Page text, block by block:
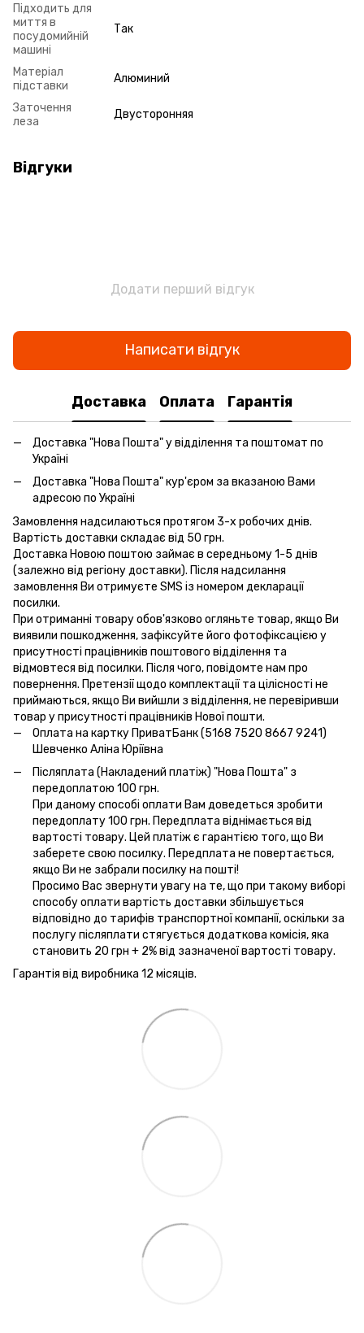
Підходить для
миття в
посудомийній
машині
Так
Матеріал
підставки
Алюминий
Заточення
леза
Двусторонняя
Відгуки
Додати перший відгук
Написати відгук
Доставка Оплата Гарантія
Доставка "Нова Пошта" у відділення та поштомат по
Україні
Доставка "Нова Пошта" кур'єром за вказаною Вами
адресою по Україні
Замовлення надсилаються протягом 3-х робочих днів.
Вартість доставки складає від 50 грн.
Доставка Новою поштою займає в середньому 1-5 днів
(залежно від регіону доставки). Після надсилання
замовлення Ви отримуєте SMS із номером декларації
посилки.
При отриманні товару обов'язково огляньте товар, якщо Ви
виявили пошкодження, зафіксуйте його фотофіксацією у
присутності працівників поштового відділення та
відмовтеся від посилки. Після чого, повідомте нам про
повернення. Претензії щодо комплектації та цілісності не
приймаються, якщо Ви вийшли з відділення, не перевіривши
товар у присутності працівників Нової пошти.
Оплата на картку ПриватБанк (5168 7520 8667 9241)
Шевченко Аліна Юріївна
Післяплата (Накладений платіж) "Нова Пошта" з
передоплатою 100 грн.
При даному способі оплати Вам доведеться зробити
передоплату 100 грн. Передплата віднімається від
вартості товару. Цей платіж є гарантією того, що Ви
заберете свою посилку. Передплата не повертається,
якщо Ви не забрали посилку на пошті!
Просимо Вас звернути увагу на те, що при такому виборі
способу оплати вартість доставки збільшується
відповідно до тарифів транспортної компанії, оскільки за
послугу післяплати стягується додаткова комісія, яка
становить 20 грн + 2% від зазначеної вартості товару.
Гарантія від виробника 12 місяців.